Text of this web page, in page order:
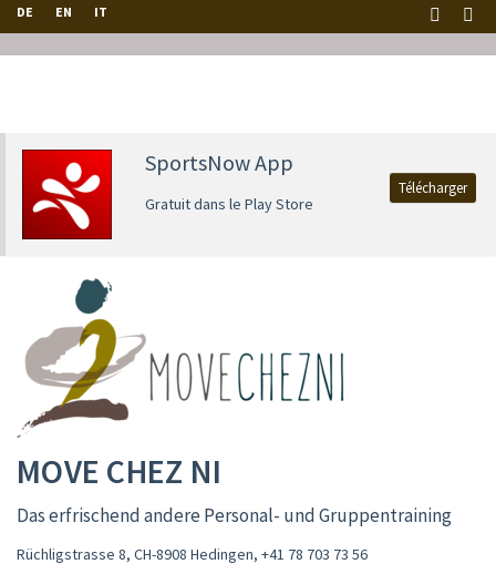
DE EN IT
SportsNow App
Gratuit dans le Play Store
Télécharger
MOVE CHEZ NI
Das erfrischend andere Personal- und Gruppentraining
Rüchligstrasse 8, CH-8908 Hedingen, +41 78 703 73 56